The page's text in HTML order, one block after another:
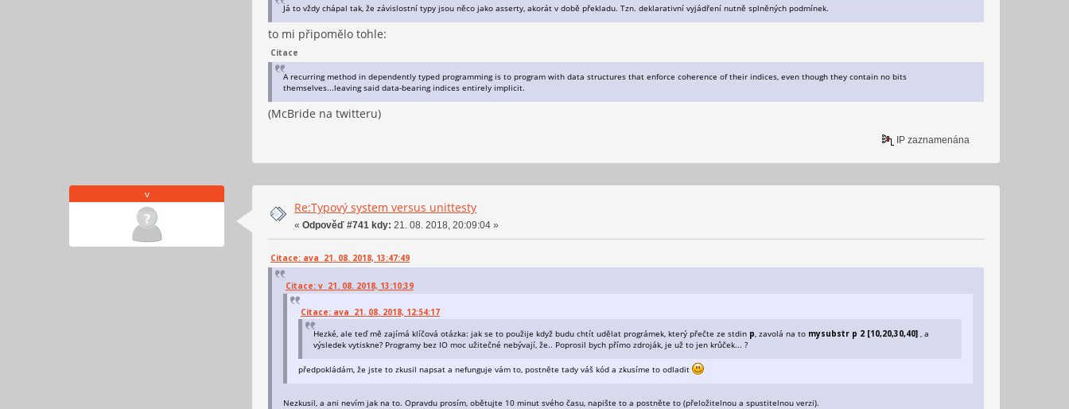
Já to vždy chápal tak, že závislostní typy jsou něco jako asserty, akorát v době překladu. Tzn. deklarativní vyjádření nutně splněných podmínek.
to mi připomělo tohle:
Citace
A recurring method in dependently typed programming is to program with data structures that enforce coherence of their indices, even though they contain no bits
themselves...leaving said data-bearing indices entirely implicit.
(McBride na twitteru)
IP zaznamenána
v
Re:Typový system versus unittesty
« Odpověď #741 kdy: 21. 08. 2018, 20:09:04 »
Citace: ava 21. 08. 2018, 13:47:49
Citace: v 21. 08. 2018, 13:10:39
Citace: ava 21. 08. 2018, 12:54:17
Hezké, ale teď mě zajímá klíčová otázka: jak se to použije když budu chtít udělat prográmek, který přečte ze stdin p, zavolá na to mysubstr p 2 [10,20,30,40] , a
výsledek vytiskne? Programy bez IO moc užitečné nebývají, že.. Poprosil bych přímo zdroják, je už to jen krůček... ?
předpokládám, že jste to zkusil napsat a nefunguje vám to, postněte tady váš kód a zkusíme to odladit
Nezkusil, a ani nevím jak na to. Opravdu prosím, obětujte 10 minut svého času, napište to a postněte to (přeložitelnou a spustitelnou verzi).